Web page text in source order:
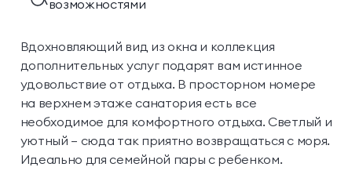
возможностями
Вдохновляющий вид из окна и коллекция
дополнительных услуг подарят вам истинное
удовольствие от отдыха. В просторном номере
на верхнем этаже санатория есть все
необходимое для комфортного отдыха. Светлый и
уютный — сюда так приятно возвращаться с моря.
Идеально для семейной пары с ребенком.